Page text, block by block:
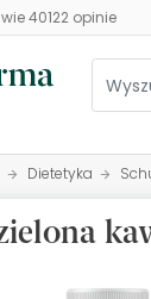
40122opinie
Dietetyka